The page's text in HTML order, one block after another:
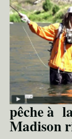
pêche à
Madison